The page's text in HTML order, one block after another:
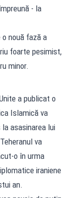
- la
nouă fază a
foarte pesimist,
minor.
a publicat o
Islamică va
asasinarea lui
va
o în urma
iraniene
an.